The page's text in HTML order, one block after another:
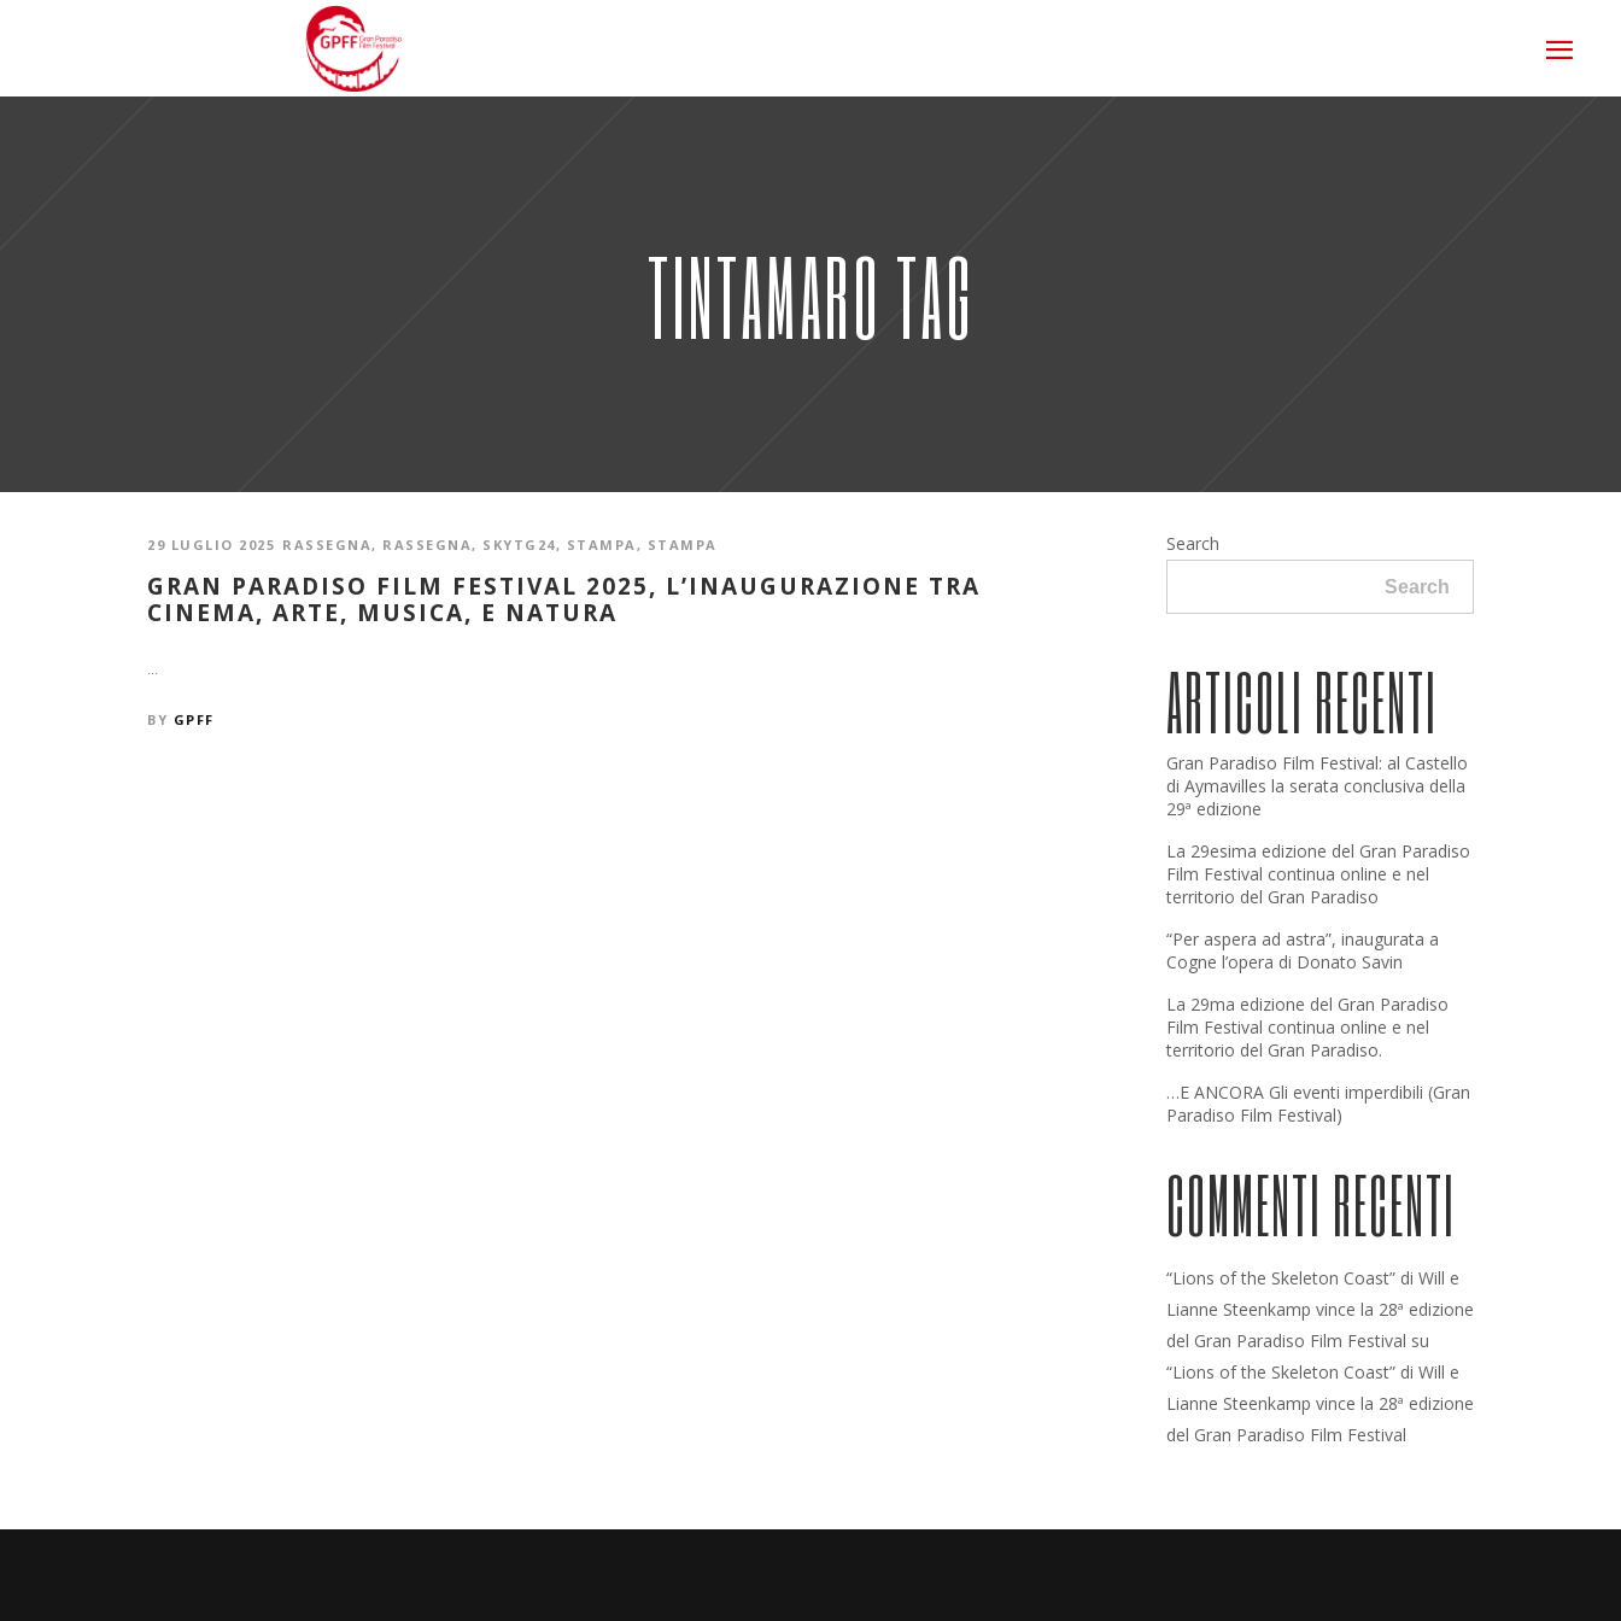
TINTAMARO TAG
29 LUGLIO 2025 RASSEGNA, RASSEGNA, SKYTG24, STAMPA, STAMPA
GRAN PARADISO FILM FESTIVAL 2025, L’INAUGURAZIONE TRA
CINEMA, ARTE, MUSICA, E NATURA
...
BY GPFF
Search
Search
ARTICOLI RECENTI
Gran Paradiso Film Festival: al Castello
di Aymavilles la serata conclusiva della
29ª edizione
La 29esima edizione del Gran Paradiso
Film Festival continua online e nel
territorio del Gran Paradiso
“Per aspera ad astra”, inaugurata a
Cogne l’opera di Donato Savin
La 29ma edizione del Gran Paradiso
Film Festival continua online e nel
territorio del Gran Paradiso.
…E ANCORA Gli eventi imperdibili (Gran
Paradiso Film Festival)
COMMENTI RECENTI
“Lions of the Skeleton Coast” di Will e
Lianne Steenkamp vince la 28ª edizione
del Gran Paradiso Film Festival su
“Lions of the Skeleton Coast” di Will e
Lianne Steenkamp vince la 28ª edizione
del Gran Paradiso Film Festival